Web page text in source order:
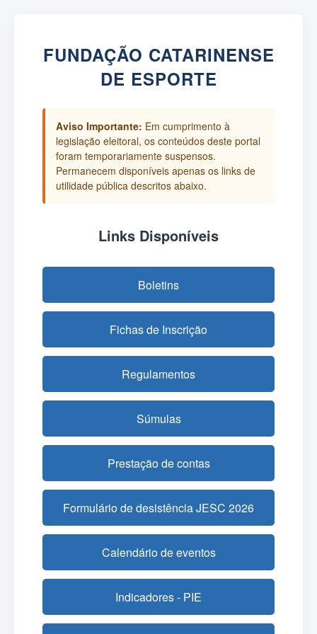
FUNDAÇÃO CATARINENSE
DE ESPORTE
Aviso Importante: Em cumprimento à
legislação eleitoral, os conteúdos deste portal
foram temporariamente suspensos.
Permanecem disponíveis apenas os links de
utilidade pública descritos abaixo.
Links Disponíveis
Boletins
Fichas de Inscrição
Regulamentos
Súmulas
Prestação de contas
Formulário de desistência JESC 2026
Calendário de eventos
Indicadores - PIE